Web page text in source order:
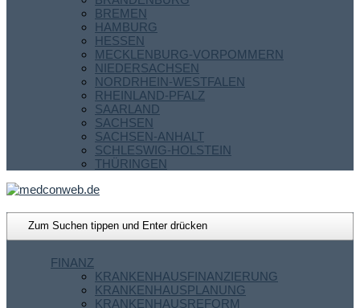
BREMEN
HAMBURG
HESSEN
MECKLENBURG-VORPOMMERN
NIEDERSACHSEN
NORDRHEIN-WESTFALEN
RHEINLAND-PFALZ
SAARLAND
SACHSEN
SACHSEN-ANHALT
SCHLESWIG-HOLSTEIN
THÜRINGEN
FINANZ
KRANKENHAUSFINANZIERUNG
KRANKENHAUSPLANUNG
KRANKENHAUSREFORM